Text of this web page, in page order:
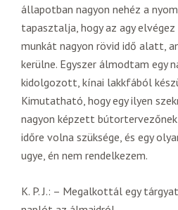
állapotban nagyon nehéz a
tapasztalja, hogy az agy
munkát nagyon rövid idő alatt,
kerülne. Egyszer álmodtam egy
kidolgozott, kínai lakkfából
Kimutatható, hogy egy ilyen
nagyon képzett
időre volna szüksége, és egy
ugye, én nem rendelkezem.
K. P. J.: – Megalkottál egy